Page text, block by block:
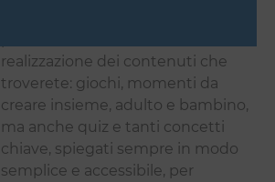
realizzazione dei contenuti che
troverete: giochi, momenti da
creare insieme, adulto e bambino,
ma anche quiz e tanti concetti
chiave, spiegati sempre in modo
semplice e accessibile, per